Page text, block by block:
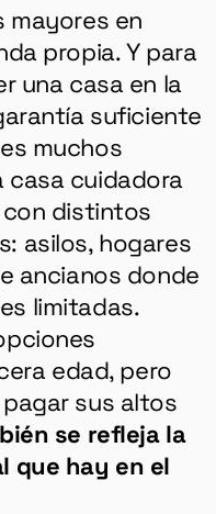
mayores en
propia. Y para
una casa en la
suficiente
muchos
casa cuidadora
distintos
asilos, hogares
ancianos donde
limitadas.
edad, pero
sus altos
se refleja la
que hay en el